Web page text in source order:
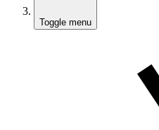
Toggle menu